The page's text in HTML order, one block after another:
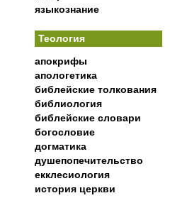
языкознание
Теология
апокрифы
апологетика
библейские толкования
библиология
библейские словари
богословие
догматика
душепопечительство
екклесиология
история церкви